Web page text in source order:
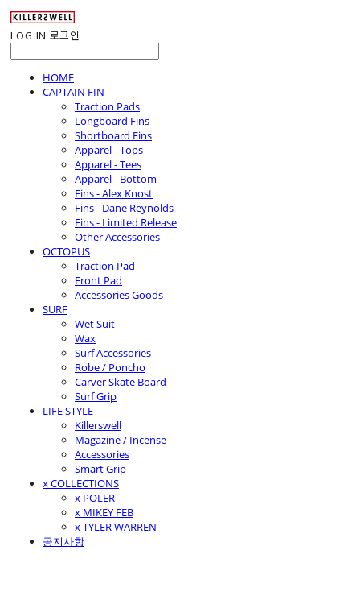
LOG IN 로그인
HOME
CAPTAIN FIN
Traction Pads
Longboard Fins
Shortboard Fins
Apparel - Tops
Apparel - Tees
Apparel - Bottom
Fins - Alex Knost
Fins - Dane Reynolds
Fins - Limited Release
Other Accessories
OCTOPUS
Traction Pad
Front Pad
Accessories Goods
SURF
Wet Suit
Wax
Surf Accessories
Robe / Poncho
Carver Skate Board
Surf Grip
LIFE STYLE
Killerswell
Magazine / Incense
Accessories
Smart Grip
x COLLECTIONS
x POLER
x MIKEY FEB
x TYLER WARREN
공지사항